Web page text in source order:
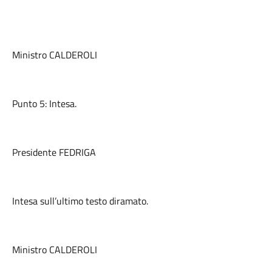
Ministro CALDEROLI
Punto 5: Intesa.
Presidente FEDRIGA
Intesa sull’ultimo testo diramato.
Ministro CALDEROLI